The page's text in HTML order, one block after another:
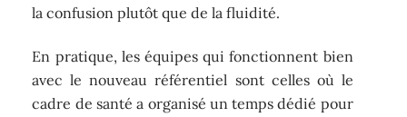
la confusion plutôt que de la fluidité.
En pratique, les équipes qui fonctionnent bien
avec le nouveau référentiel sont celles où le
cadre de santé a organisé un temps dédié pour